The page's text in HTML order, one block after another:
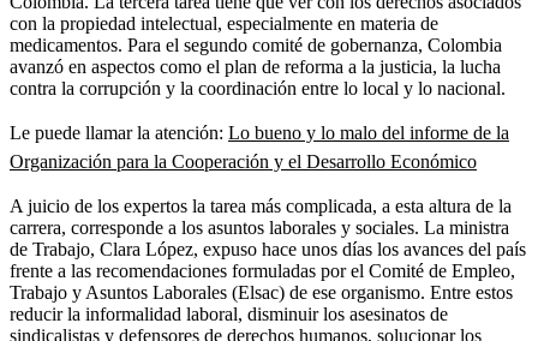
con la propiedad intelectual, especialmente en materia de
medicamentos. Para el segundo comité de gobernanza, Colombia
avanzó en aspectos como el plan de reforma a la justicia, la lucha
contra la corrupción y la coordinación entre lo local y lo nacional.
Le puede llamar la atención: Lo bueno y lo malo del informe de la
Organización para la Cooperación y el Desarrollo Económico
A juicio de los expertos la tarea más complicada, a esta altura de la
carrera, corresponde a los asuntos laborales y sociales. La ministra
de Trabajo, Clara López, expuso hace unos días los avances del país
frente a las recomendaciones formuladas por el Comité de Empleo,
Trabajo y Asuntos Laborales (Elsac) de ese organismo. Entre estos
reducir la informalidad laboral, disminuir los asesinatos de
sindicalistas y defensores de derechos humanos, solucionar los